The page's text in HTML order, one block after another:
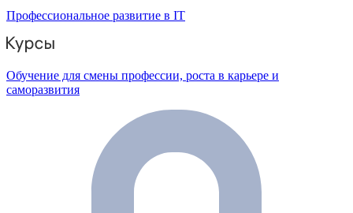
Профессиональное развитие в IT
Обучение для смены профессии, роста в карьере и
саморазвития